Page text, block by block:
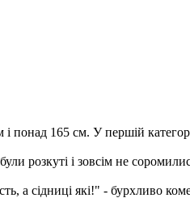
165 см. У першій
розкуті і зовсім не
а сідниці які!" - бурхливо